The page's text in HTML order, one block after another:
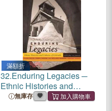
滿額折
32.Enduring Legacies ─
Ethnic Histories and
Cultures of Colorado
無庫存